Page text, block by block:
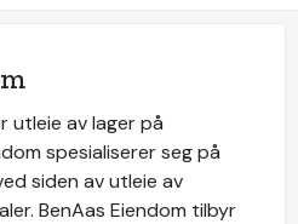
utleie av lager på
spesialiserer seg på
siden av utleie av
BenAas Eiendom tilbyr